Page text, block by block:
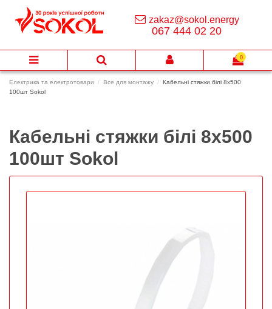
Електрика та електротовари Все для монтажу
Кабельні стяжки білі 8х500
100шт Sokol
Кабельні стяжки білі 8х500
100шт Sokol
zakaz@sokol.energy
067 444 02 20
0